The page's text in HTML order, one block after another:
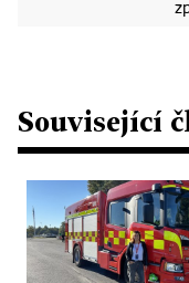
Související